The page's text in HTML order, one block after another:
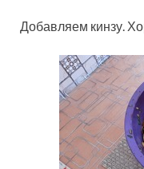
Добавляем кинзу.